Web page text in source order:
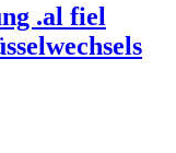
.al fiel